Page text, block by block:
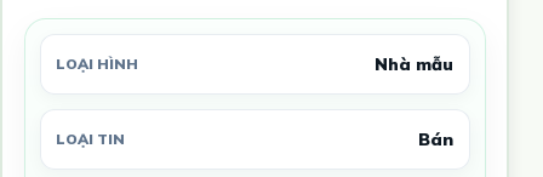
LOẠI HÌNH Nhà mẫu
LOẠI TIN Bán